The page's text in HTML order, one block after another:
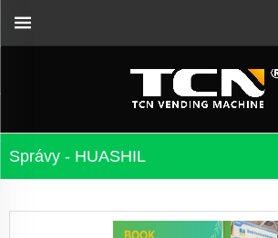
Správy - HUASHIL
bez ohľadu na to, či